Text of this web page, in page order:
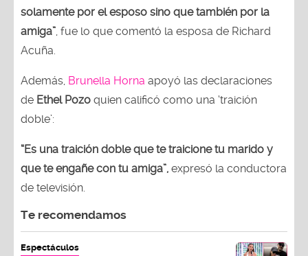
solamente por el esposo sino que también por la
amiga” , fue lo que comentó la esposa de Richard
Acuña.
Además, Brunella Horna apoyó las declaraciones
de Ethel Pozo quien calificó como una ‘traición
doble’:
“Es una traición doble que te traicione tu marido y
que te engañe con tu amiga”, expresó la conductora
de televisión.
Te recomendamos
Espectáculos